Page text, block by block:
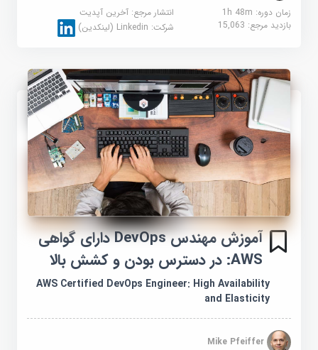
زمان دوره: 1h 48m انتشار مرجع:آخرین آپدیت
بازدید مرجع:15,063 شرکت:Linkedin (لینکدین)
آموزش مهندس DevOps دارای گواهی
AWS: در دسترس بودن و کشش بالا
AWS Certified DevOps Engineer: High Availability
and Elasticity
Mike Pfeiffer